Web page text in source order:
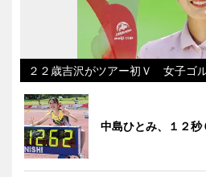
２２歳吉沢がツアー初Ｖ 女子ゴ
中島ひとみ、１２秒